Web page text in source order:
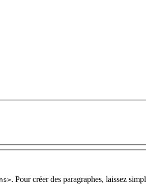
. Pour créer des paragraphes, laissez